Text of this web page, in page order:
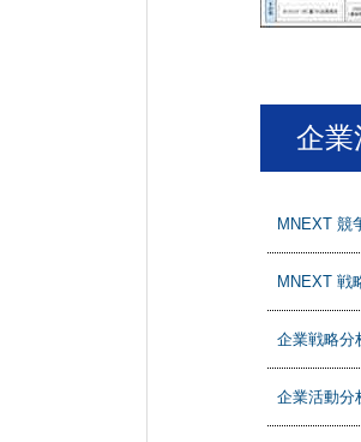
企業
MNEXT 競
MNEXT 戦
企業戦略
企業活動分